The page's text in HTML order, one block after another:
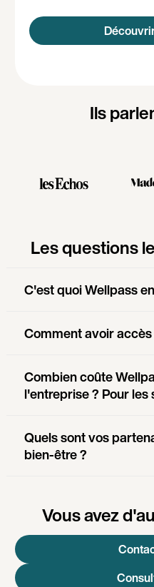
Ils
Les questions
C'est quoi Wellpass
Comment avoir
Combien coûte
l'entreprise ? Pour les
Quels sont vos
bien-être ?
Vous avez